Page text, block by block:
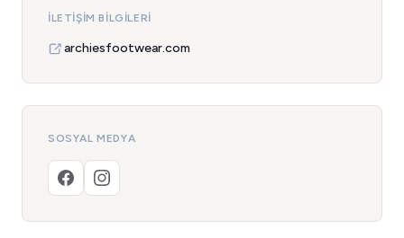
İLETIŞIM BILGILERI
archiesfootwear.com
SOSYAL MEDYA